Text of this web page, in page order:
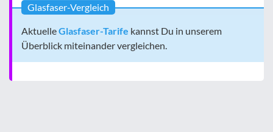
Glasfaser-Vergleich
AktuelleGlasfaser-Tarife kannst Du in unserem
Überblick miteinander vergleichen.